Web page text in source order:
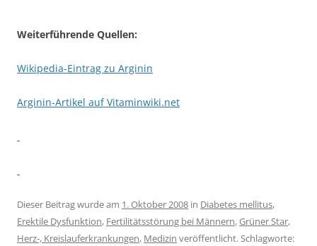
Weiterführende Quellen:
Wikipedia-Eintrag zu Arginin
Arginin-Artikel auf Vitaminwiki.net
Dieser Beitrag wurde am 1. Oktober 2008 in Diabetes mellitus,
Erektile Dysfunktion, Fertilitätsstörung bei Männern,Grüner Star,
Herz-, Kreislauferkrankungen, Medizin veröffentlicht. Schlagworte: